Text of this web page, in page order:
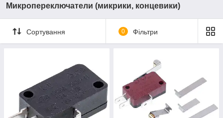
Микропереключатели (микрики, концевики)
Сортування 0 Фільтри